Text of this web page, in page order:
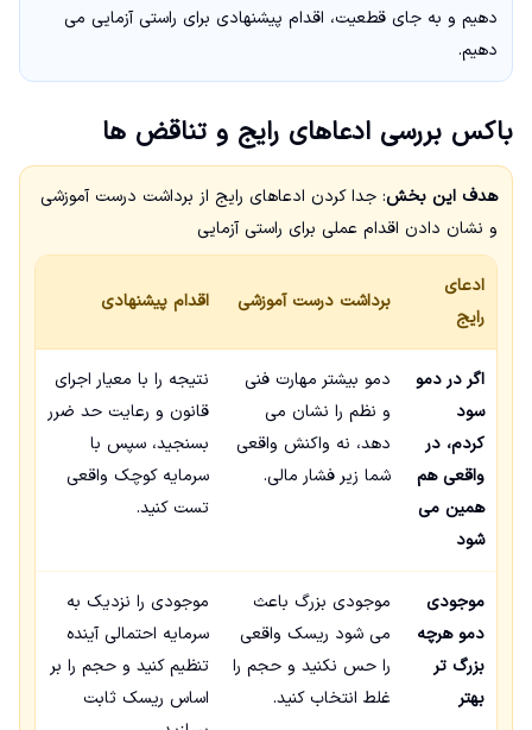
دهیم و به جای قطعیت، اقدام پیشنهادی برای راستی آزمایی می
دهیم.
باکس بررسی ادعاهای رایج و تناقض ها
هدف این بخش: جدا کردن ادعاهای رایج از برداشت درست آموزشی
و نشان دادن اقدام عملی برای راستی آزمایی
ادعای
رایج
برداشت درست آموزشی اقدام پیشنهادی
اگر در دمو
سود
کردم، در
واقعی هم
همین می
شود
دمو بیشتر مهارت فنی
و نظم را نشان می
دهد، نه واکنش واقعی
شما زیر فشار مالی.
نتیجه را با معیار اجرای
قانون و رعایت حد ضرر
بسنجید، سپس با
سرمایه کوچک واقعی
تست کنید.
موجودی
دمو هرچه
بزرگ تر
بهتر
موجودی بزرگ باعث
می شود ریسک واقعی
را حس نکنید و حجم را
غلط انتخاب کنید.
موجودی را نزدیک به
سرمایه احتمالی آینده
تنظیم کنید و حجم را بر
اساس ریسک ثابت